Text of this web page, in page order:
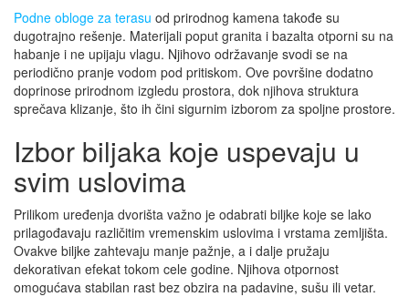
Podne obloge za terasu od prirodnog kamena takođe su
dugotrajno rešenje. Materijali poput granita i bazalta otporni su na
habanje i ne upijaju vlagu. Njihovo održavanje svodi se na
periodično pranje vodom pod pritiskom. Ove površine dodatno
doprinose prirodnom izgledu prostora, dok njihova struktura
sprečava klizanje, što ih čini sigurnim izborom za spoljne prostore.
Izbor biljaka koje uspevaju u
svim uslovima
Prilikom uređenja dvorišta važno je odabrati biljke koje se lako
prilagođavaju različitim vremenskim uslovima i vrstama zemljišta.
Ovakve biljke zahtevaju manje pažnje, a i dalje pružaju
dekorativan efekat tokom cele godine. Njihova otpornost
omogućava stabilan rast bez obzira na padavine, sušu ili vetar.